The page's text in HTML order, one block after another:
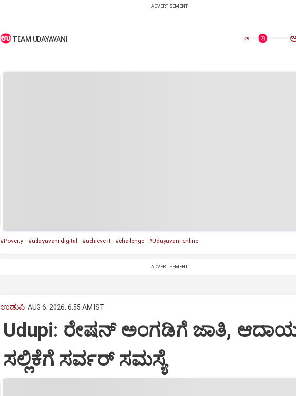
ADVERTISEMENT
TEAM UDAYAVANI ಅ
#Poverty #udayavani digital #achieve it #challenge #Udayavani online
ADVERTISEMENT
ಉಡುಪಿ AUG 6, 2026, 6:55 AM IST
Udupi: ರೇಷನ್‌ ಅಂಗಡಿಗೆ ಜಾತಿ, ಆದಾಯ
ಸಲ್ಲಿಕೆಗೆ ಸರ್ವರ್‌ ಸಮಸ್ಯೆ